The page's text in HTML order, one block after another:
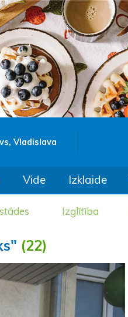
Vladislava
Vide Izklaide
Izglītība
(22)